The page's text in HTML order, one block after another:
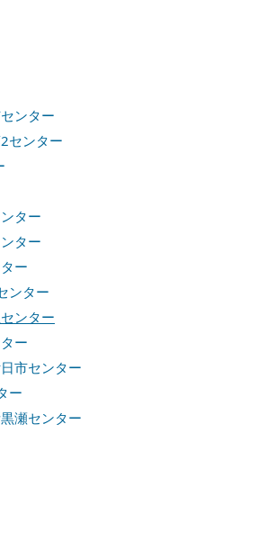
ンター
センター
ター
ター
ー
ンター
ンター
ー
市センター
ー
瀬センター